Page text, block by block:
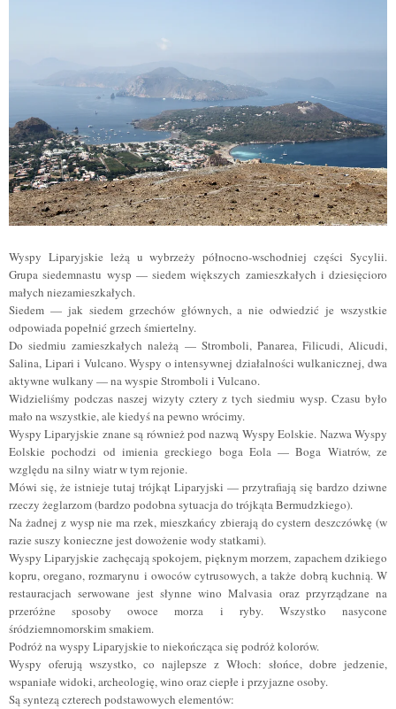
Wyspy Liparyjskie leżą u wybrzeży północno-wschodniej części Sycylii.
Grupa siedemnastu wysp — siedem większych zamieszkałych i dziesięcioro
małych niezamieszkałych.
Siedem — jak siedem grzechów głównych, a nie odwiedzić je wszystkie
odpowiada popełnić grzech śmiertelny.
Do siedmiu zamieszkałych należą — Stromboli, Panarea, Filicudi, Alicudi,
Salina, Lipari i Vulcano. Wyspy o intensywnej działalności wulkanicznej, dwa
aktywne wulkany — na wyspie Stromboli i Vulcano.
Widzieliśmy podczas naszej wizyty cztery z tych siedmiu wysp. Czasu było
mało na wszystkie, ale kiedyś na pewno wrócimy.
Wyspy Liparyjskie znane są również pod nazwą Wyspy Eolskie. Nazwa Wyspy
Eolskie pochodzi od imienia greckiego boga Eola — Boga Wiatrów, ze
względu na silny wiatr w tym rejonie.
Mówi się, że istnieje tutaj trójkąt Liparyjski — przytrafiają się bardzo dziwne
rzeczy żeglarzom (bardzo podobna sytuacja do trójkąta Bermudzkiego).
Na żadnej z wysp nie ma rzek, mieszkańcy zbierają do cystern deszczówkę (w
razie suszy konieczne jest dowożenie wody statkami).
Wyspy Liparyjskie zachęcają spokojem, pięknym morzem, zapachem dzikiego
kopru, oregano, rozmarynu i owoców cytrusowych, a także dobrą kuchnią. W
restauracjach serwowane jest słynne wino Malvasia oraz przyrządzane na
przeróżne sposoby owoce morza i ryby. Wszystko nasycone
śródziemnomorskim smakiem.
Podróż na wyspy Liparyjskie to niekończąca się podróż kolorów.
Wyspy oferują wszystko, co najlepsze z Włoch: słońce, dobre jedzenie,
wspaniałe widoki, archeologię, wino oraz ciepłe i przyjazne osoby.
Są syntezą czterech podstawowych elementów: